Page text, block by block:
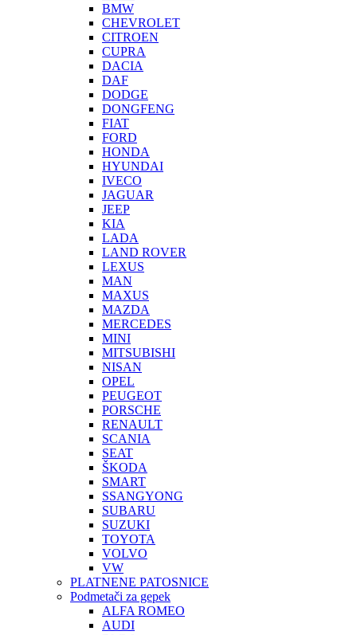
BMW
CHEVROLET
CITROEN
CUPRA
DACIA
DAF
DODGE
DONGFENG
FIAT
FORD
HONDA
HYUNDAI
IVECO
JAGUAR
JEEP
KIA
LADA
LAND ROVER
LEXUS
MAN
MAXUS
MAZDA
MERCEDES
MINI
MITSUBISHI
NISAN
OPEL
PEUGEOT
PORSCHE
RENAULT
SCANIA
SEAT
ŠKODA
SMART
SSANGYONG
SUBARU
SUZUKI
TOYOTA
VOLVO
VW
PLATNENE PATOSNICE
Podmetači za gepek
ALFA ROMEO
AUDI